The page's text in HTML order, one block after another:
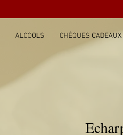
ALCOOLS CHÈQUES CADEAUX